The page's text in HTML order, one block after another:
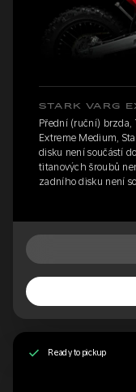
STARK VARG
Přední (ruční) brzda,
Extreme Medium,
disku není součástí
titanových šroubů
zadního disku není
Ready to pickup